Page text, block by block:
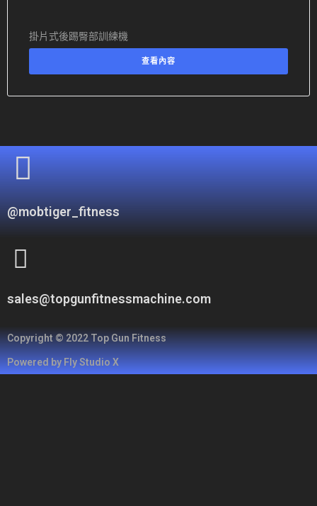
掛片式後踢臀部訓練機
查看內容
@mobtiger_fitness
sales@topgunfitnessmachine.com
Copyright © 2022 Top Gun Fitness
Powered byFly Studio X